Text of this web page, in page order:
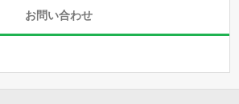
お問い合わせ